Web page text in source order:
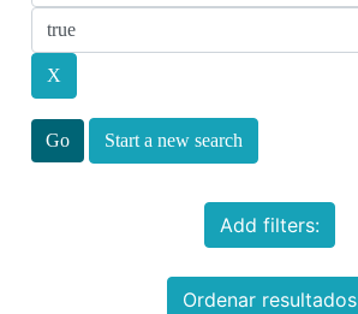
Start a new search
Add filters:
Ordenar resultados